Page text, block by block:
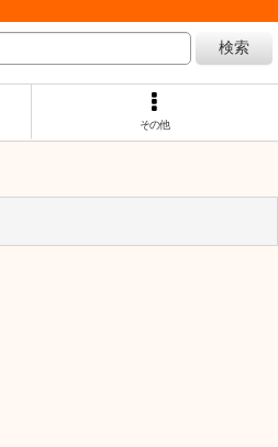
検索
その他